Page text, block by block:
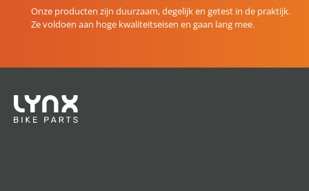
Onze producten zijn duurzaam, degelijk en getest in de praktijk.
Ze voldoen aan hoge kwaliteitseisen en gaan lang mee.